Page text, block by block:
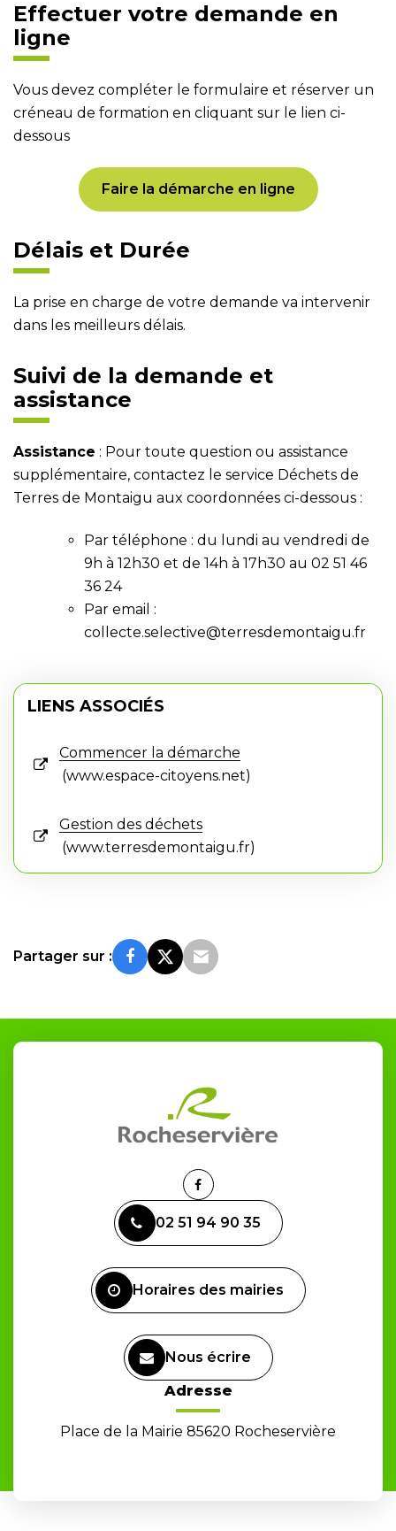
Effectuer votre demande en
ligne
Vous devez compléter le formulaire et réserver un
créneau de formation en cliquant sur le lien ci-
dessous
Faire la démarche en ligne
Délais et Durée
La prise en charge de votre demande va intervenir
dans les meilleurs délais.
Suivi de la demande et
assistance
Assistance : Pour toute question ou assistance
supplémentaire, contactez le service Déchets de
Terres de Montaigu aux coordonnées ci-dessous :
Par téléphone : du lundi au vendredi de
9h à 12h30 et de 14h à 17h30 au 02 51 46
36 24
Par email :
collecte.selective@terresdemontaigu.fr
LIENS ASSOCIÉS
Commencer la démarche
www.espace-citoyens.net
Gestion des déchets
www.terresdemontaigu.fr
Partager sur :
Lien
le
compte
02 51 94 90 35
Horaires des mairies
Nous écrire
Adresse
Place de la Mairie 85620 Rocheservière